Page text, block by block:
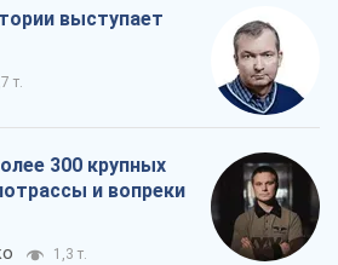
выступает
т.
300 крупных
и вопреки
1,3 т.